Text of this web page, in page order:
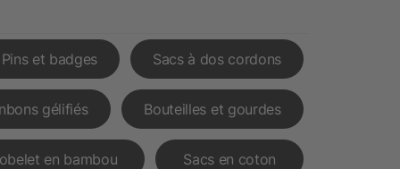
Pins et badges Sacs à dos cordons
gélifiés Bouteilles et gourdes
en bambou Sacs en coton